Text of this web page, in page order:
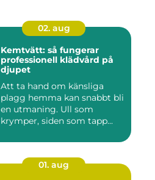
02. aug
Kemtvätt: så fungerar
professionell klädvård på
djupet
Att ta hand om känsliga
plagg hemma kan snabbt bli
en utmaning. Ull som
krymper, siden som tapp...
01. aug